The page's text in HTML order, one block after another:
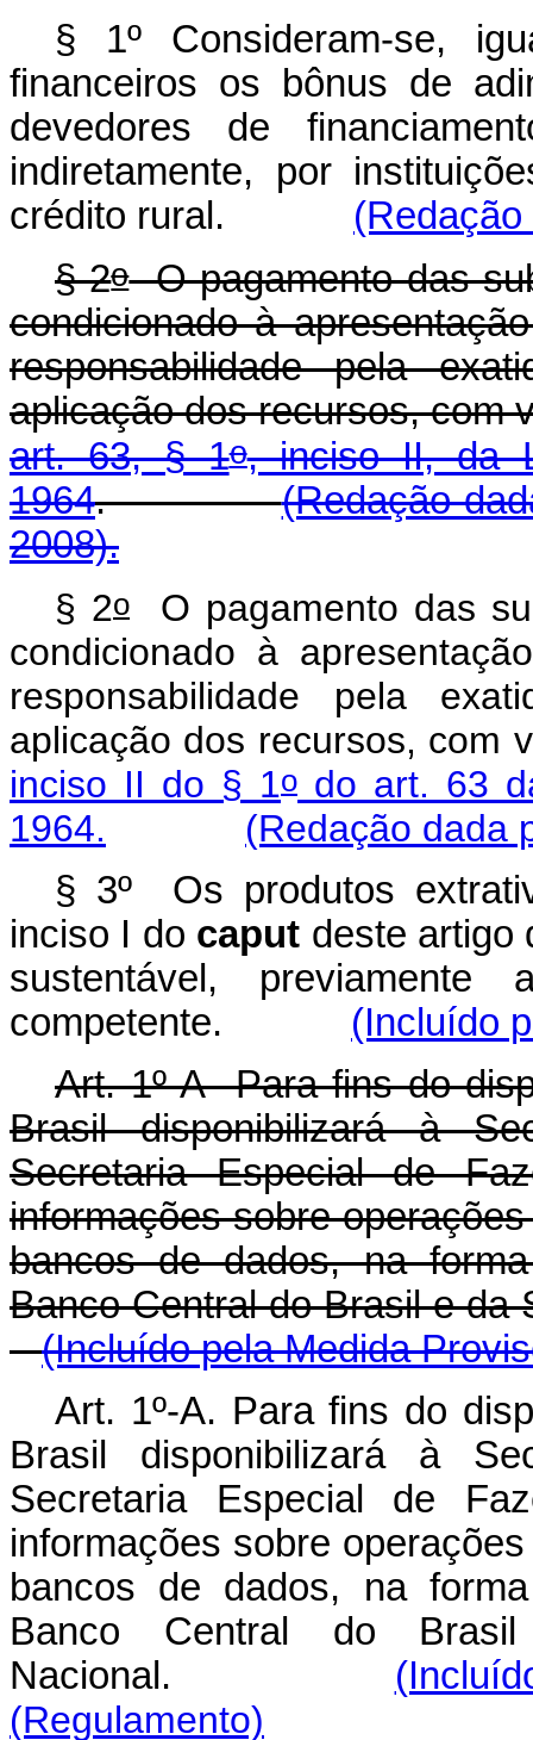
§ 1º Consideram-se,
financeiros os bônus de
devedores de
indiretamente, por
crédito rural.
(Redação
§ 2oO pagamento das
condicionado à
responsabilidade pela
aplicação dos recursos, com
art. 63, § 1o, inciso II, da
1964.(Redação
2008).
§ 2o O pagamento das
condicionado à
responsabilidade pela
aplicação dos recursos, com
inciso II do § 1o do art. 63
1964.
(Redação dada
§ 3º Os produtos
inciso I do caput deste artigo
sustentável, previamente
competente. (Incluído
Art. 1º-A Para fins do
Brasil disponibilizará à
Secretaria Especial de
informações sobre
bancos de dados, na
Banco Central do Brasil e
(Incluído pela Medida
Art. 1º-A. Para fins do
Brasil disponibilizará à
Secretaria Especial de
informações sobre
bancos de dados, na
Banco Central do
Nacional.
(Regulamento)